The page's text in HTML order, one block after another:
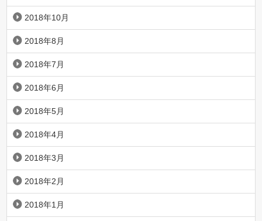
2018年10月
2018年8月
2018年7月
2018年6月
2018年5月
2018年4月
2018年3月
2018年2月
2018年1月